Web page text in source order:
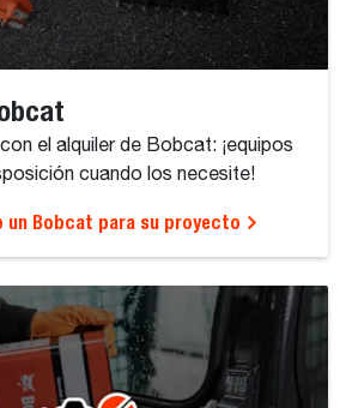
el alquiler de Bobcat: ¡equipos
cuando los necesite!
un Bobcat para su proyecto